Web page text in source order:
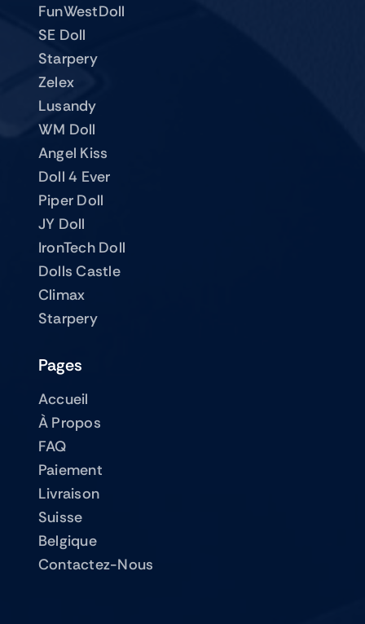
FunWestDoll
SE Doll
Starpery
Zelex
Lusandy
WM Doll
Angel Kiss
Doll 4 Ever
Piper Doll
JY Doll
IronTech Doll
Dolls Castle
Climax
Starpery
Pages
Accueil
À Propos
FAQ
Paiement
Livraison
Suisse
Belgique
Contactez-Nous